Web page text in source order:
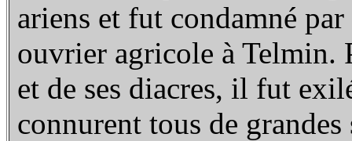
ariens et fut condamné
ouvrier agricole à Telmin.
et de ses diacres, il fut
connurent tous de